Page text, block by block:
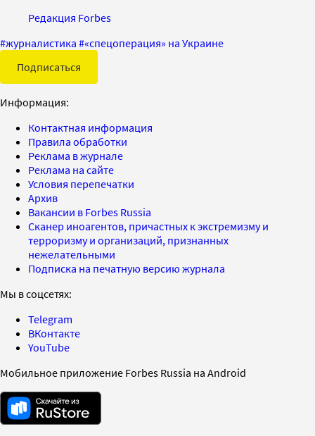
Редакция Forbes
#журналистика #«спецоперация» на Украине
Подписаться
Информация:
Контактная информация
Правила обработки
Реклама в журнале
Реклама на сайте
Условия перепечатки
Архив
Вакансии в Forbes Russia
Сканер иноагентов, причастных к экстремизму и
терроризму и организаций, признанных
нежелательными
Подписка на печатную версию журнала
Мы в соцсетях:
Telegram
ВКонтакте
YouTube
Мобильное приложение Forbes Russia на Android